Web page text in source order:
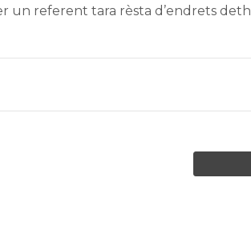
un referent tara rèsta d’endrets deth